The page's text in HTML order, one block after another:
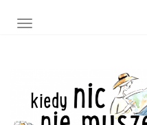
TOGGLE NAVIGATION